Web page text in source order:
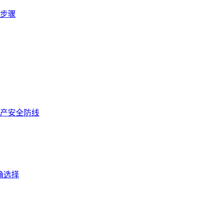
骤
安全防线
选择